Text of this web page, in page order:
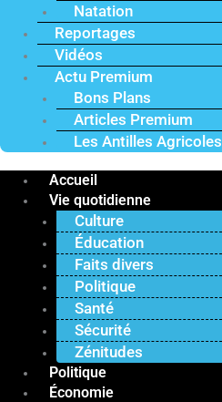
Natation
Reportages
Vidéos
Actu Premium
Bons Plans
Articles Premium
Les Antilles Agricoles
Accueil
Vie quotidienne
Culture
Éducation
Faits divers
Politique
Santé
Sécurité
Zénitudes
Politique
Économie